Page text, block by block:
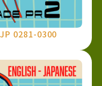
0281-0300